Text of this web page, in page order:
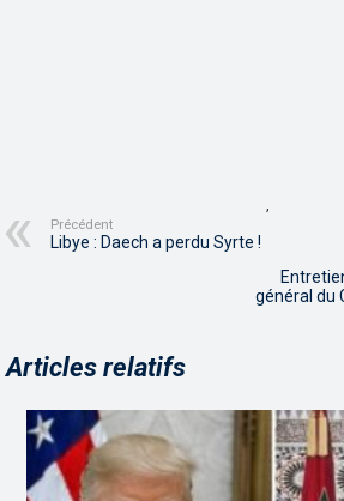
Précédent
Libye : Daech a perdu Syrte !
général du
Articles relatifs